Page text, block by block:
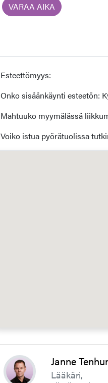
VARAA AIKA
Esteettömyys:
Onko sisäänkäynti esteetön:
Mahtuuko myymälässä
Voiko istua pyörätuolissa
Janne
Lääkäri,